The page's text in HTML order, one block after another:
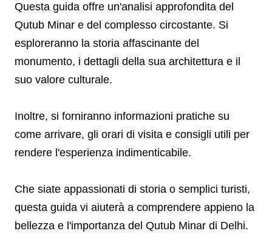
Questa guida offre un'analisi approfondita del
Qutub Minar e del complesso circostante. Si
esploreranno la storia affascinante del
monumento, i dettagli della sua architettura e il
suo valore culturale.
Inoltre, si forniranno informazioni pratiche su
come arrivare, gli orari di visita e consigli utili per
rendere l'esperienza indimenticabile.
Che siate appassionati di storia o semplici turisti,
questa guida vi aiuterà a comprendere appieno la
bellezza e l'importanza del Qutub Minar di Delhi.